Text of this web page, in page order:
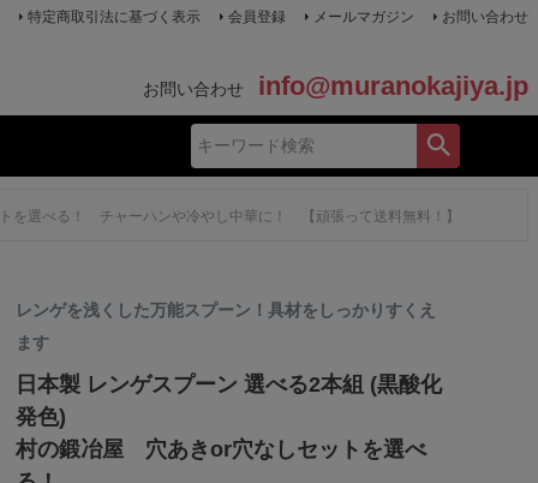
特定商取引法に基づく表示 会員登録 メールマガジン お問い合わせ
お問い合わせ info@muranokajiya.jp
を選べる！ チャーハンや冷やし中華に！ 【頑張って送料無料！】
レンゲを浅くした万能スプーン！具材をしっかりすくえ
ます
日本製 レンゲスプーン 選べる2本組 (黒酸化
発色)
村の鍛冶屋 穴あきor穴なしセットを選べ